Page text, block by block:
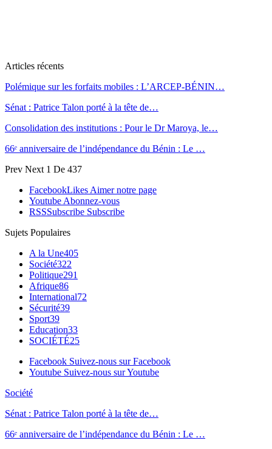
Articles récents
Polémique sur les forfaits mobiles : L’ARCEP-BÉNIN…
Sénat : Patrice Talon porté à la tête de…
Consolidation des institutions : Pour le Dr Maroya, le…
66ᵉ anniversaire de l’indépendance du Bénin : Le …
Prev Next 1 De 437
FacebookLikes Aimer notre page
Youtube Abonnez-vous
RSSSubscribe Subscribe
Sujets Populaires
A la Une405
Société322
Politique291
Afrique86
International72
Sécurité39
Sport39
Education33
SOCIÉTÉ25
Facebook Suivez-nous sur Facebook
Youtube Suivez-nous sur Youtube
Société
Sénat : Patrice Talon porté à la tête de…
66ᵉ anniversaire de l’indépendance du Bénin : Le …